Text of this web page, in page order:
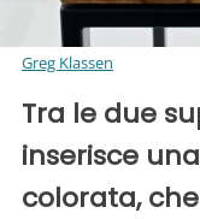
Greg Klassen
Tra le due
inserisce
colorata,